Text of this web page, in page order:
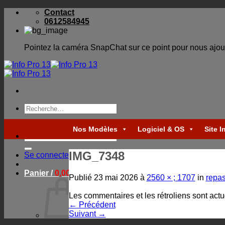
Skip
content
Contact
0612584945
Pointez la caméra SnapChat sur ce point pour nous
Recherche
pour :
pour :
Se connecter
Panier /0,00€
Nos Modèles Logiciel & OS Site
IMG_7348
Publié 23 mai 2026à 2560 × ; 1707in
Les commentaires et les rétroliens sont
← Précédent
Suivant →